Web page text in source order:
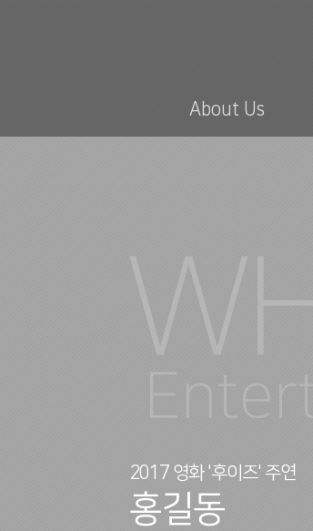
About Us
2017 영화 '후이즈' 주연
홍길동